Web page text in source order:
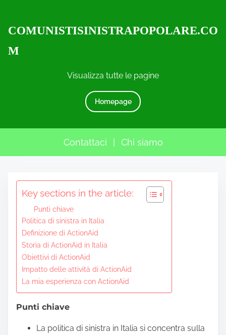
Visualizza tutte le pagine
COMUNISTISINISTRAPOPOLARE.CO
M
Homepage
Contattaci | Chi siamo
Key sections in the article:
Punti chiave
Politica di sinistra in Italia
Definizione di ActionAid
Storia di ActionAid in Italia
Obiettivi di ActionAid
Impatto delle attività di ActionAid
La mia esperienza con ActionAid
Punti chiave
La politica di sinistra in Italia si concentra sulla